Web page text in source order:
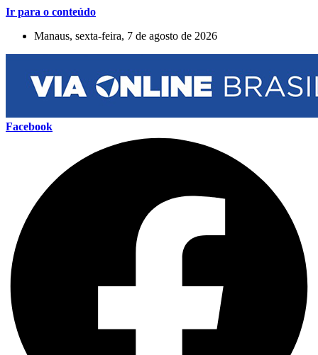
Ir para o conteúdo
Manaus, sexta-feira, 7 de agosto de 2026
Facebook